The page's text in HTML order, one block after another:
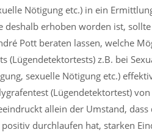
Nötigung etc.) in ein
deshalb erhoben worden ist,
Pott beraten lassen, welche
(Lügendetektortests) z.B. bei
sexuelle Nötigung etc.)
(Lügendetektortest)
allein der Umstand,
durchlaufen hat, starken